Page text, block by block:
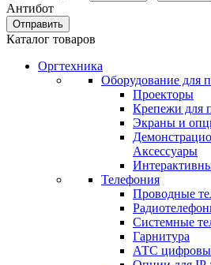
Антибот
Отправить
Каталог товаров
Оргтехника
Оборудование для
Проекторы
Крепежи для
Экраны и
Аксессуары
Телефония
Проводные
Системные
Гарнитура
АТС